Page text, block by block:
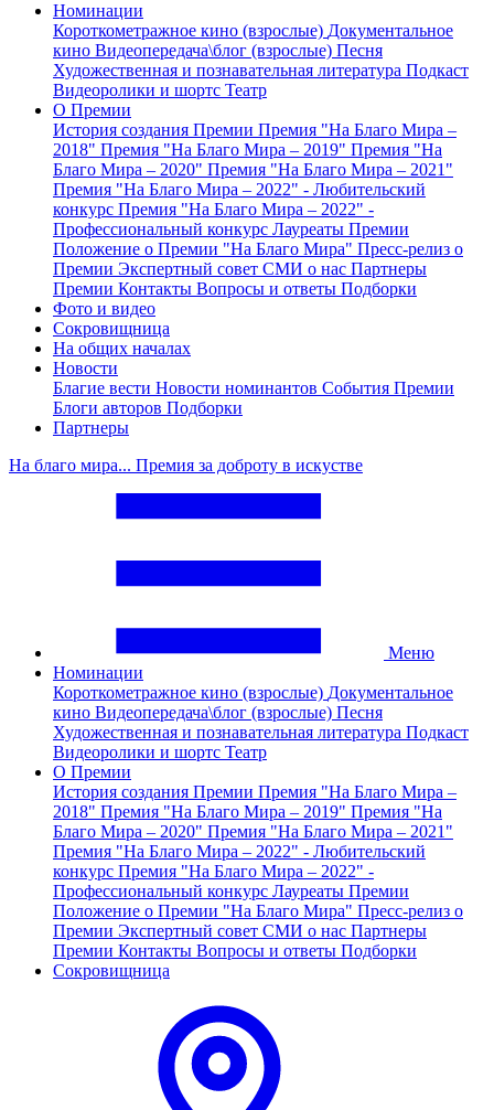
Номинации
Короткометражное кино (взрослые) Документальное
кино Видеопередача\блог (взрослые) Песня
Художественная и познавательная литература Подкаст
Видеоролики и шортс Театр
О Премии
История создания Премии Премия "На Благо Мира –
2018" Премия "На Благо Мира – 2019" Премия "На
Благо Мира – 2020" Премия "На Благо Мира – 2021"
Премия "На Благо Мира – 2022" - Любительский
конкурс Премия "На Благо Мира – 2022" -
Профессиональный конкурс Лауреаты Премии
Положение о Премии "На Благо Мира" Пресс-релиз о
Премии Экспертный совет СМИ о нас Партнеры
Премии Контакты Вопросы и ответы Подборки
Фото и видео
Сокровищница
На общих началах
Новости
Благие вести Новости номинантов События Премии
Блоги авторов Подборки
Партнеры
На благо мира... Премия за доброту в искустве
Меню
Номинации
Короткометражное кино (взрослые) Документальное
кино Видеопередача\блог (взрослые) Песня
Художественная и познавательная литература Подкаст
Видеоролики и шортс Театр
О Премии
История создания Премии Премия "На Благо Мира –
2018" Премия "На Благо Мира – 2019" Премия "На
Благо Мира – 2020" Премия "На Благо Мира – 2021"
Премия "На Благо Мира – 2022" - Любительский
конкурс Премия "На Благо Мира – 2022" -
Профессиональный конкурс Лауреаты Премии
Положение о Премии "На Благо Мира" Пресс-релиз о
Премии Экспертный совет СМИ о нас Партнеры
Премии Контакты Вопросы и ответы Подборки
Сокровищница